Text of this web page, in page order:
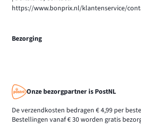
https://www.bonprix.nl/klantenservice/
Bezorging
Onze bezorgpartner is PostNL
De verzendkosten bedragen € 4,99 per
Bestellingen vanaf € 30 worden gratis